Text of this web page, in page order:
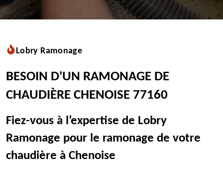
Lobry Ramonage
BESOIN D'UN RAMONAGE DE
CHAUDIÈRE CHENOISE 77160
Fiez-vous à l’expertise de Lobry
Ramonage pour le ramonage de votre
chaudière à Chenoise